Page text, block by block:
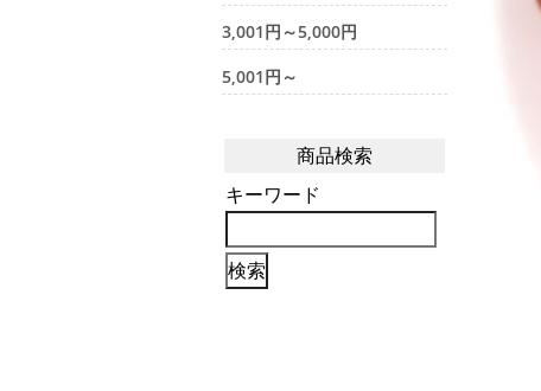
3,001円～5,000円
5,001円～
商品検索
キーワード